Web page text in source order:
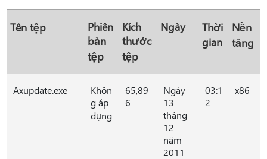
Tên tệp
Phiên
bản
tệp
Kích
thước
tệp
Ngày
Thời
gian
Nền
tảng
Axupdate.exe
Khôn
g áp
dụng
65,89
6
Ngày
13
tháng
12
năm
2011
03:1
2
x86